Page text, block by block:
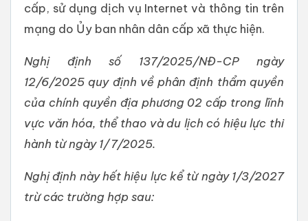
cấp, sử dụng dịch vụ Internet và thông tin trên
mạng do Ủy ban nhân dân cấp xã thực hiện.
Nghị định số 137/2025/NĐ-CP ngày
12/6/2025 quy định về phân định thẩm quyền
của chính quyền địa phương 02 cấp trong lĩnh
vực văn hóa, thể thao và du lịch có hiệu lực thi
hành từ ngày 1/7/2025.
Nghị định này hết hiệu lực kể từ ngày 1/3/2027
trừ các trường hợp sau: